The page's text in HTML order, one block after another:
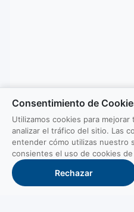
Consentimiento de
Utilizamos cookies para
analizar el tráfico del sitio. Las
entender cómo utilizas nuestro
consientes el uso de cookies de
Rechazar